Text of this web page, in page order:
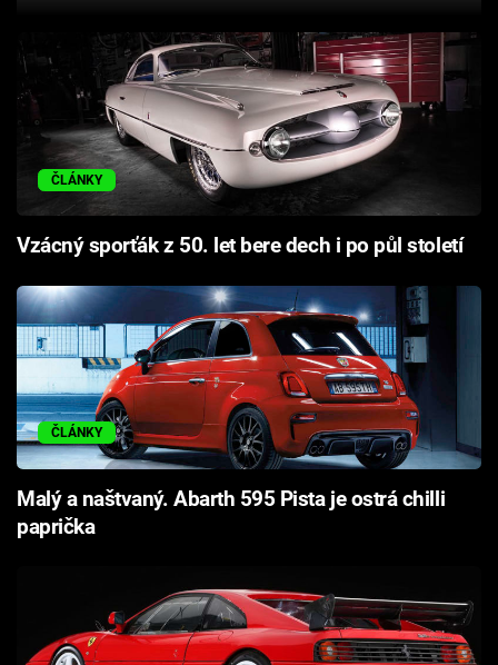
Sledujte prima+
Přihlášení
Sledujte nás
ČLÁNKY
Vzácný sporťák z 50. let bere dech i po půl století
ČLÁNKY
Malý a naštvaný. Abarth 595 Pista je ostrá chilli
paprička